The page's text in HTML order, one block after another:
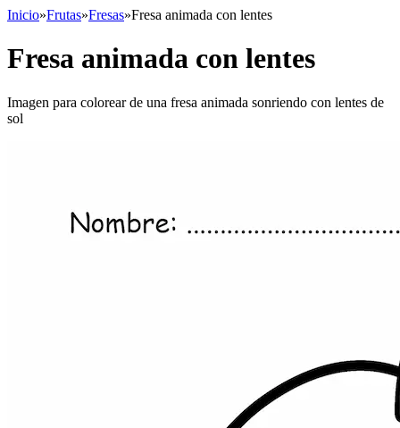
Inicio»Frutas»Fresas»Fresa animada con lentes
Fresa animada con lentes
Imagen para colorear de una fresa animada sonriendo con lentes de
sol